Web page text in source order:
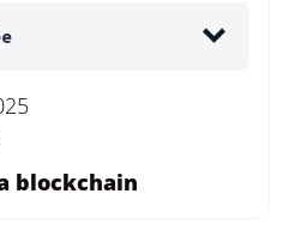
blockchain